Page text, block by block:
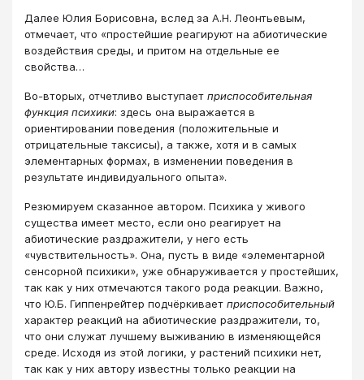
Далее Юлия Борисовна, вслед за А.Н. Леонтьевым,
отмечает, что «простейшие реагируют на абиотические
воздействия среды, и притом на отдельные ее
свойства…
Во-вторых, отчетливо выступает приспособительная
функция психики: здесь она выражается в
ориентировании поведения (положительные и
отрицательные таксисы), а также, хотя и в самых
элементарных формах, в изменении поведения в
результате индивидуального опыта».
Резюмируем сказанное автором. Психика у живого
существа имеет место, если оно реагирует на
абиотические раздражители, у него есть
«чувствительность». Она, пусть в виде «элементарной
сенсорной психики», уже обнаруживается у простейших,
так как у них отмечаются такого рода реакции. Важно,
что Ю.Б. Гиппенрейтер подчёркивает приспособительный
характер реакций на абиотические раздражители, то,
что они служат лучшему выживанию в изменяющейся
среде. Исходя из этой логики, у растений психики нет,
так как у них автору известны только реакции на